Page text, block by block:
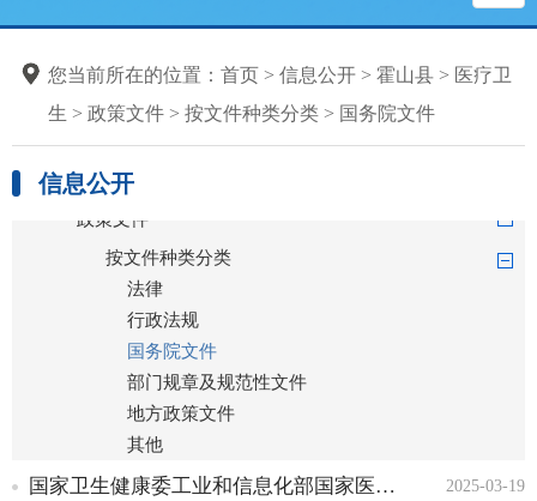
您当前所在的位置： 首页 > 信息公开 > 霍山县 > 医疗卫
生 > 政策文件 > 按文件种类分类 > 国务院文件
信息公开
医疗卫生
政策文件
按文件种类分类
法律
行政法规
国务院文件
部门规章及规范性文件
地方政策文件
其他
按事项类别分类
2025-03-19
国家卫生健康委工业和信息化部国家医保局国家中医药局国家疾控局国家药监局关于改革完善基层药品联动管理...